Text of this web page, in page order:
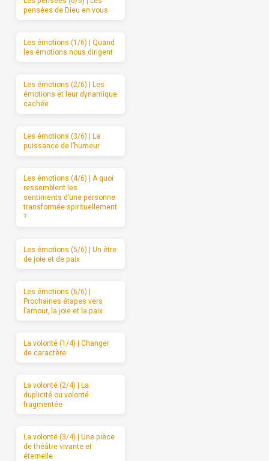
pensées de Dieu en vous
Les émotions (1/6) | Quand
les émotions nous dirigent
Les émotions (2/6) | Les
émotions et leur dynamique
cachée
Les émotions (3/6) | La
puissance de l’humeur
Les émotions (4/6) | A quoi
ressemblent les
sentiments d’une personne
transformée spirituellement
?
Les émotions (5/6) | Un être
de joie et de paix
Les émotions (6/6) |
Prochaines étapes vers
l’amour, la joie et la paix
La volonté (1/4) | Changer
de caractère
La volonté (2/4) | La
duplicité ou volonté
fragmentée
La volonté (3/4) | Une pièce
de théâtre vivante et
éternelle